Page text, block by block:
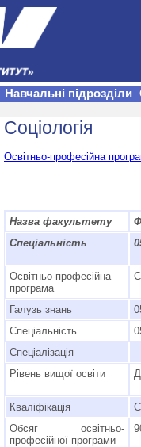
Навчальні підрозділи
Соціологія
Освітньо-професійна
Назва факультету
Спеціальність
Освітньо-професійна
програма
Галузь знань
Спеціальність
Спеціалізація
Рівень вищої освіти
Кваліфікація
Обсяг освітньо-
професійної програми